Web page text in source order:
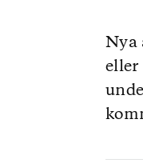
Nya